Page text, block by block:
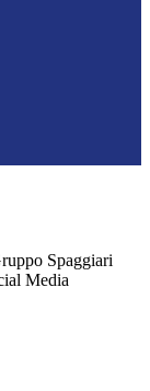
Spaggiari
Media